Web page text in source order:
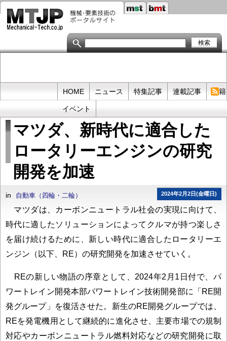
メ
イ
テ
HOME ニュース 特集記事 連載記事 書
イベント
マツダ、新時代に適合した
ロータリーエンジンの研究
開発を加速
2024年2月2日(金曜日)
in 自動車（四輪・二輪）
マツダは、カーボンニュートラル社会の実現に向けて、
時代に適したソリューションによってクルマが持つ楽しさ
を届け続けるために、新しい時代に適合したロータリーエ
ンジン（以下、RE）の研究開発を加速させていく。
REの新しい物語の序章として、2024年2月1日付で、パ
ワートレイン開発本部パワートレイン技術開発部に「RE開
発グループ」を復活させた。新生のRE開発グループでは、
REを発電機用として継続的に進化させ、主要市場での規制
対応やカーボンニュートラル燃料対応などの研究開発に取